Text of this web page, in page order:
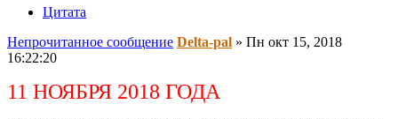
Цитата
Непрочитанное сообщение Delta-pal » Пн окт 15, 2018
16:22:20
11 НОЯБРЯ 2018 ГОДА